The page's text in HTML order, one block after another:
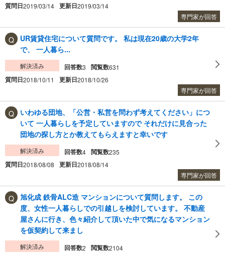
質問日2019/03/14 更新日2019/03/14
専門家が回答
UR賃貸住宅について質問です。 私は現在20歳の大学2年
で、 一人暮ら...
解決済み 回答数3 閲覧数631
質問日2018/10/11 更新日2018/10/26
専門家が回答
いわゆる団地、「公営・私営を問わず考えてください」につ
いて 一人暮らしを予定していますので それだけに見合った
団地の探し方とか教えてもらえますと幸いです
解決済み 回答数4 閲覧数235
質問日2018/08/08 更新日2018/08/14
専門家が回答
旭化成 鉄骨ALC造 マンションについて質問します。 この
度、女性一人暮らしでの引越しを検討しています。 不動産
屋さんに行き、色々紹介して頂いた中で気になるマンション
を仮契約して来まし
解決済み 回答数2 閲覧数2104